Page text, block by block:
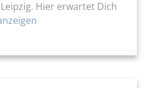
Hier erwartet Dich